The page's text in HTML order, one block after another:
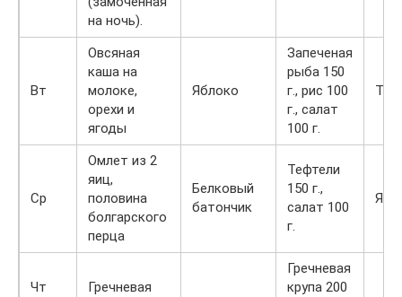
на ночь).
Вт
Овсяная
каша на
молоке,
орехи и
ягоды
Яблоко
Запеченая
рыба 150
г., рис 100
г., салат
100 г.
Ср
Омлет из 2
яиц,
половина
болгарского
перца
Белковый
батончик
Тефтели
150 г.,
салат 100
г.
Чт
Гречневая
Гречневая
крупа 200